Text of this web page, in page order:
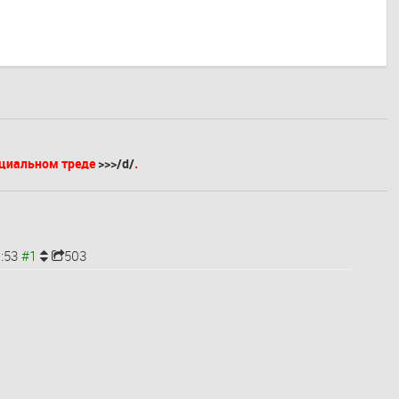
треде>>>/d/.
503